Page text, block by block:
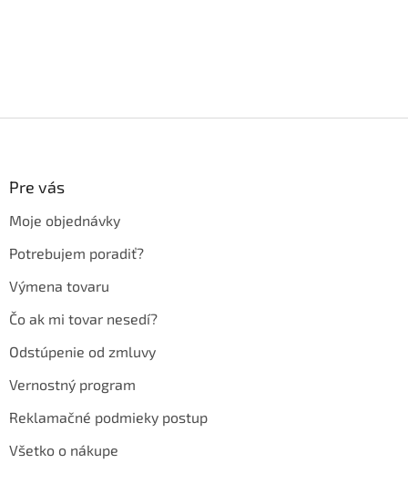
Pre vás
Moje objednávky
Potrebujem poradiť?
Výmena tovaru
Čo ak mi tovar nesedí?
Odstúpenie od zmluvy
Vernostný program
Reklamačné podmieky postup
Všetko o nákupe